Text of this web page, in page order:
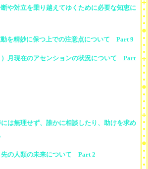
や対立を乗り越えてゆくために必要な知恵に
を精妙に保つ上での注意点について Part 9
）月現在のアセンションの状況について Part
は無理せず、誰かに相談したり、助けを求め
先の人類の未来について Part 2